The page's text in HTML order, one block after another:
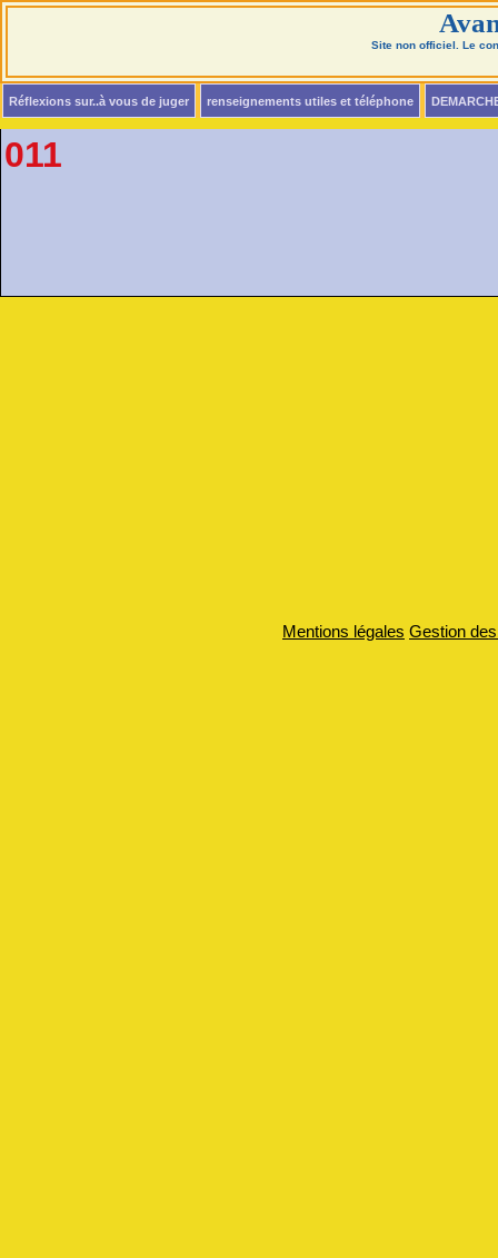
Site non officiel. Le
Réflexions sur..à vous de juger renseignements utiles et téléphone
011
Mentions légales Gestion